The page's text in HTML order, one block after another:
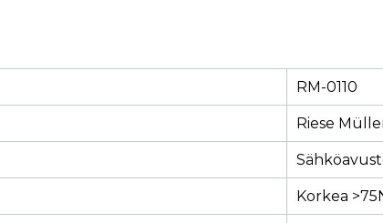
RM-0110
Riese
Korkea